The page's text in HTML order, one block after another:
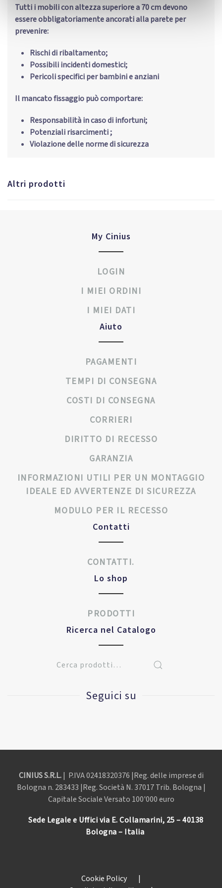
Tutti i mobili con altezza superiore a 70 cm devono
essere obbligatoriamente ancorati alla parete per
prevenire:
Rischi di ribaltamento;
Possibili incidenti domestici;
Pericoli specifici per bambini e anziani
Il mancato fissaggio può comportare:
Responsabilità in caso di infortuni;
Potenziali risarcimenti ;
Violazione delle norme di sicurezza
Altri prodotti
My Cinius
LOGIN
I MIEI ORDINI
I MIEI DATI
Aiuto
PAGAMENTI
TEMPI DI CONSEGNA
COSTI DI CONSEGNA
CORRIERI
DIRITTO DI RECESSO
GARANZIA
INFORMAZIONI UTILI PER UN MONTAGGIO
IDEALE ED AVVERTENZE DI SICUREZZA
MODULO PER IL RECESSO
Contatti
CONTATTI.
Lo shop
PRODOTTI
Ricerca nel Catalogo
Seguici su
CINIUS S.R.L.| P.IVA02418320376 |Reg. delle imprese di
Bologna n. 283433 |Reg. Società N. 37017 Trib. Bologna |
Capitale Sociale Versato 100'000 euro
Sede Legale e Uffici via E. Collamarini, 25 – 40138
Bologna – Italia
Cookie Policy
|